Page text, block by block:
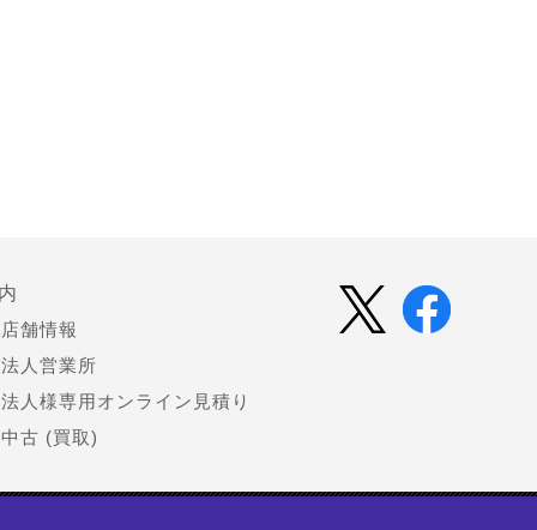
店舗情報
法人営業所
法人様専用オンライン見積り
中古 (買取)